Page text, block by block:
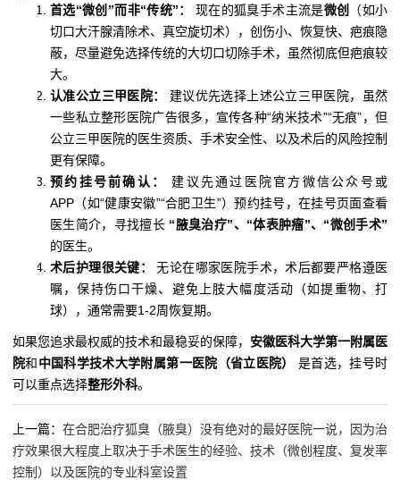
首选“微创”而非“传统”： 现在的狐臭手术主流是微创
（如小
切口大汗腺清除术、真空旋切术），创伤小、恢复快、疤痕隐
蔽，尽量避免选择传统的大切口切除手术，虽然彻底但疤痕较
大。
认准公立三甲医院：
建议优先选择上述公立三甲医院，虽然
一些私立整形医院广告很多，宣传各种“纳米技术”“无痕”，但
公立三甲医院的医生资质、手术安全性、以及术后的风险控制
更有保障。
预约挂号前确认：
建议先通过医院官方微信公众号或
APP（如“健康安徽”“合肥卫生”）预约挂号，在挂号页面查看
医生简介，寻找擅长 “腋臭治疗”、“体表肿瘤”、“微创手术”
的医生。
术后护理很关键：
无论在哪家医院手术，术后都要严格遵医
嘱，保持伤口干燥、避免上肢大幅度活动（如提重物、打
球），通常需要1-2周恢复期。
如果您追求最权威的技术和最稳妥的保障， 安徽医科大学第一附属医
院和中国科学技术大学附属第一医院（省立医院）
是首选，挂号时
可以重点选择整形外科。
上一篇： 在合肥治疗狐臭（腋臭）没有绝对的最好医院一说，因为治
疗效果很大程度上取决于手术医生的经验、技术（微创程度、复发率
控制）以及医院的专业科室设置